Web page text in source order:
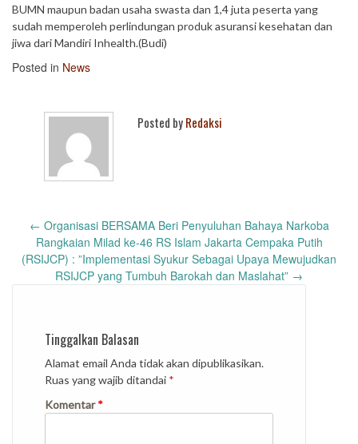
BUMN maupun badan usaha swasta dan 1,4 juta peserta yang
sudah memperoleh perlindungan produk asuransi kesehatan dan
jiwa dari Mandiri Inhealth.(Budi)
Posted in News
Posted byRedaksi
Post
navigation
← Organisasi BERSAMA Beri Penyuluhan Bahaya Narkoba
Rangkaian Milad ke-46 RS Islam Jakarta Cempaka Putih
(RSIJCP) : ”Implementasi Syukur Sebagai Upaya Mewujudkan
RSIJCP yang Tumbuh Barokah dan Maslahat” →
Tinggalkan Balasan
Alamat email Anda tidak akan dipublikasikan.
Ruas yang wajib ditandai *
Komentar*